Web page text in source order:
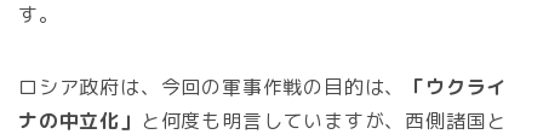
す。
ロシア政府は、今回の軍事作戦の目的は、
「ウクライ
ナの中立化」 と何度も明言していますが、西側諸国と